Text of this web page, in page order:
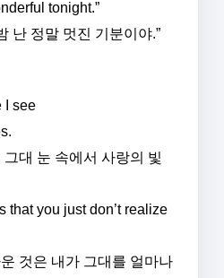
tonight.”
난 정말 멋진 기분이야.”
I see
대 눈 속에서 사랑의 빛
that you just don’t realize
것은 내가 그대를 얼마나